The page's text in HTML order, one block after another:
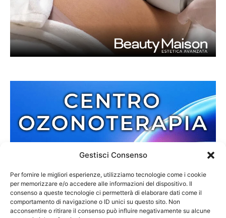
Gestisci Consenso
Per fornire le migliori esperienze, utilizziamo tecnologie come i cookie
per memorizzare e/o accedere alle informazioni del dispositivo. Il
consenso a queste tecnologie ci permetterà di elaborare dati come il
comportamento di navigazione o ID unici su questo sito. Non
acconsentire o ritirare il consenso può influire negativamente su alcune